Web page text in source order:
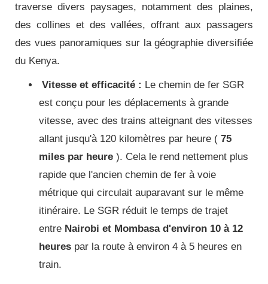
traverse divers paysages, notamment des plaines,
des collines et des vallées, offrant aux passagers
des vues panoramiques sur la géographie diversifiée
du Kenya.
Vitesse et efficacité : Le chemin de fer SGR
est conçu pour les déplacements à grande
vitesse, avec des trains atteignant des vitesses
allant jusqu'à 120 kilomètres par heure ( 75
miles par heure ). Cela le rend nettement plus
rapide que l'ancien chemin de fer à voie
métrique qui circulait auparavant sur le même
itinéraire. Le SGR réduit le temps de trajet
entre Nairobi et Mombasa d'environ 10 à 12
heures par la route à environ 4 à 5 heures en
train.